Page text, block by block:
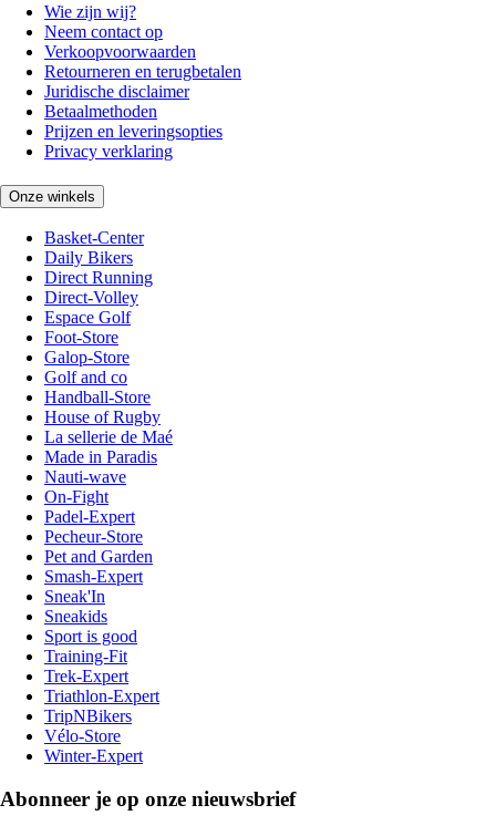
Wie zijn wij?
Neem contact op
Verkoopvoorwaarden
Retourneren en terugbetalen
Juridische disclaimer
Betaalmethoden
Prijzen en leveringsopties
Privacy verklaring
Onze winkels
Basket-Center
Daily Bikers
Direct Running
Direct-Volley
Espace Golf
Foot-Store
Galop-Store
Golf and co
Handball-Store
House of Rugby
La sellerie de Maé
Made in Paradis
Nauti-wave
On-Fight
Padel-Expert
Pecheur-Store
Pet and Garden
Smash-Expert
Sneak'In
Sneakids
Sport is good
Training-Fit
Trek-Expert
Triathlon-Expert
TripNBikers
Vélo-Store
Winter-Expert
Abonneer je op onze nieuwsbrief